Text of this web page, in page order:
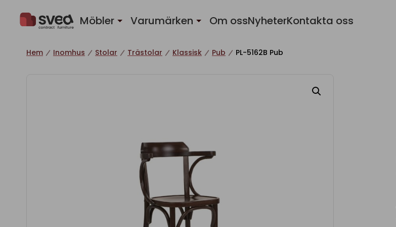
Möbler Varumärken Om ossNyheterKontakta oss
Hem Inomhus Stolar Trästolar Klassisk Pub PL-5162B Pub